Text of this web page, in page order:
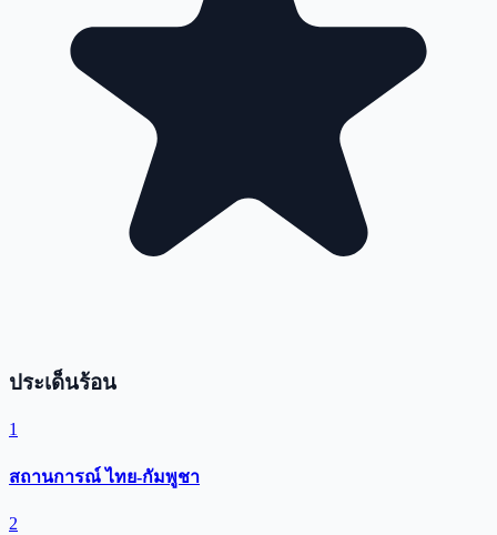
ประเด็นร้อน
1
สถานการณ์ ไทย-กัมพูชา
2